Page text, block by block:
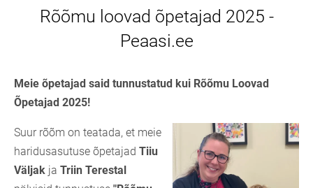
Rõõmu loovad õpetajad 2025 -
Peaasi.ee
Meie õpetajad said tunnustatud kui Rõõmu Loovad
Õpetajad 2025!
Suur rõõm on teatada, et meie
haridusasutuse õpetajad Tiiu
Väljak ja Triin Terestal